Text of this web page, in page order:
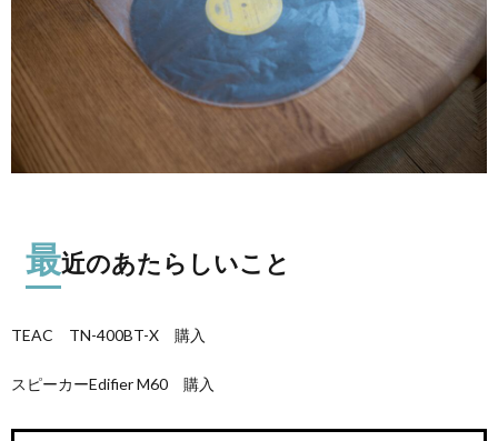
最近のあたらしいこと
TEAC TN-400BT-X 購入
スピーカーEdifier M60 購入